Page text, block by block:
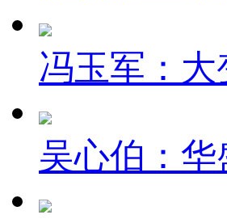
冯玉军：
吴心伯：